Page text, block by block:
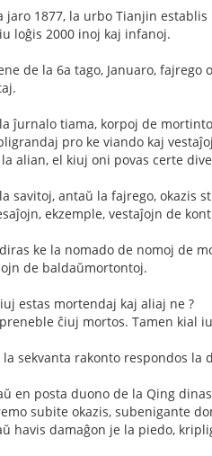
jaro 1877, la urbo Tianjin
loĝis 2000 inoj kaj infanoj.
de la 6a tago, Januaro,
ĵurnalo tiama, korpoj de
pro ke viando kaj
alian, el kiuj oni povas certe
savitoj, antaŭ la fajrego, okazis
ekzemple, vestaĵojn de
ke la nomado de nomoj de
de baldaŭmortontoj.
estas mortendaj kaj aliaj ne ?
ĉiuj mortos. Tamen kial
la sekvanta rakonto respondos la
en posta duono de la Qing
subite okazis, subenigante
havis damaĝon je la piedo,